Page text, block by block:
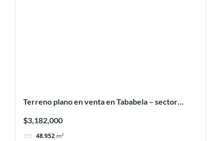
Terreno plano en venta en Tababela – sector
$3,182,000
48.952 m²